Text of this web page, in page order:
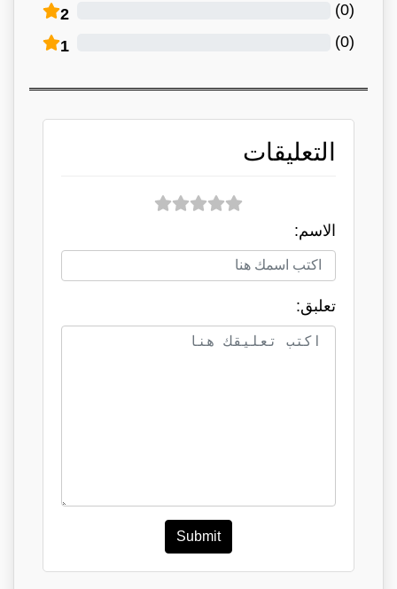
2 (
0
)
1 (
0
)
التعليقات
الاسم:
تعلبق:
Submit